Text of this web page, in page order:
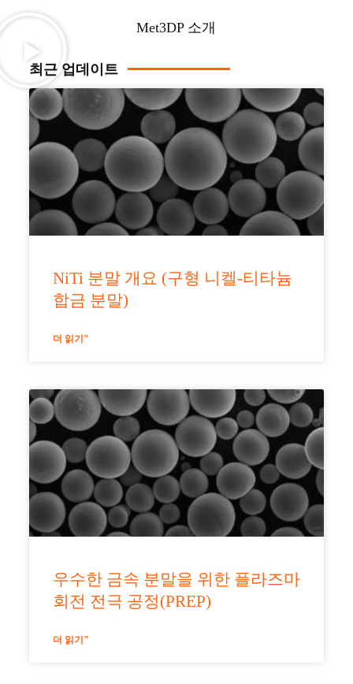
Met3DP 소개
최근 업데이트
NiTi 분말 개요 (구형 니켈-티타늄
합금 분말)
더 읽기"
우수한 금속 분말을 위한 플라즈마
회전 전극 공정(PREP)
더 읽기"